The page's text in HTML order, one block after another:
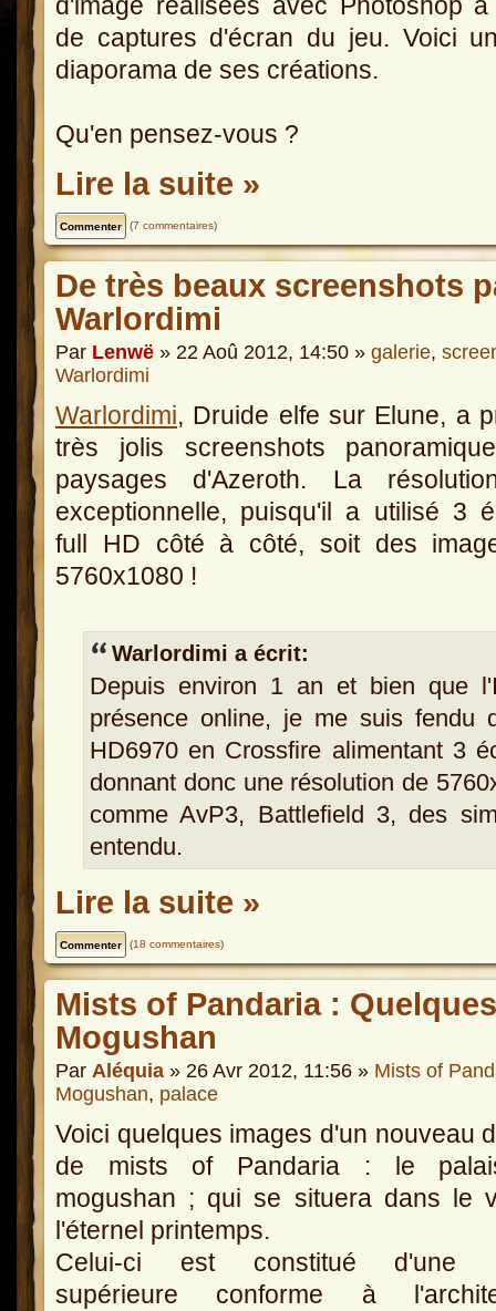
de captures d'écran du jeu. Voici
diaporama de ses créations.
Qu'en pensez-vous ?
Lire la suite »
(7 commentaires)
De très beaux screenshots
Warlordimi
Par Lenwë » 22 Aoû 2012, 14:50 » galerie,
Warlordimi
Warlordimi, Druide elfe sur Elune, a
très jolis screenshots
paysages d'Azeroth. La
exceptionnelle, puisqu'il a utilisé 3
full HD côté à côté, soit des
5760x1080 !
Warlordimi a écrit:
Depuis environ 1 an et bien que
présence online, je me suis fendu
HD6970 en Crossfire alimentant 3
donnant donc une résolution de
comme AvP3, Battlefield 3, des
entendu.
Lire la suite »
(18 commentaires)
Mists of Pandaria :
Mogushan
Par Aléquia » 26 Avr 2012, 11:56 » Mists of
Mogushan, palace
Voici quelques images d'un nouveau
de mists of Pandaria : le
mogushan ; qui se situera dans le
l'éternel printemps.
Celui-ci est constitué d'une
supérieure conforme à